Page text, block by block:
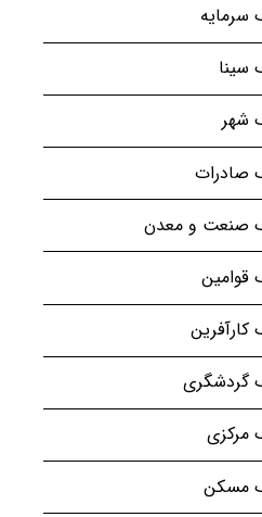
سرمایه
سینا
شهر
صادرات
صنعت و معدن
قوامین
گردشگری
مرکزی
مسکن